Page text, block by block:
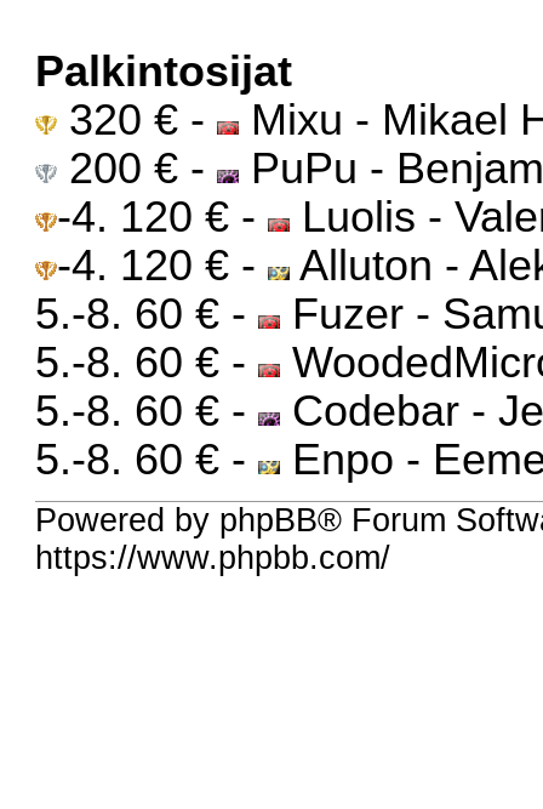
Palkintosijat
320 € -
Mixu - Mikael
200 € -
PuPu -
-4. 120 € -
Luolis -
-4. 120 € -
Alluton -
5.-8. 60 € -
Fuzer -
5.-8. 60 € -
5.-8. 60 € -
Codebar -
5.-8. 60 € -
Enpo -
Powered by phpBB® Forum
https://www.phpbb.com/